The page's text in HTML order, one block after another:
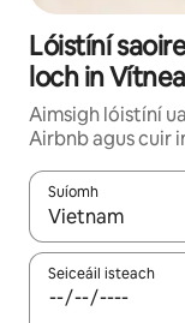
Lóistíní
loch in
Aimsigh lóistíní
Airbnb agus cuir
Suíomh
Nuair a bheidh
Seiceáil isteach